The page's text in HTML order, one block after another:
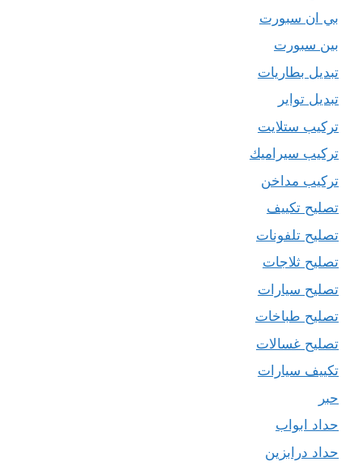
بي ان سبورت
بين سبورت
تبديل بطاريات
تبديل تواير
تركيب ستلايت
تركيب سيراميك
تركيب مداخن
تصليح تكييف
تصليح تلفونات
تصليح ثلاجات
تصليح سيارات
تصليح طباخات
تصليح غسالات
تكييف سيارات
حبر
حداد ابواب
حداد درابزين